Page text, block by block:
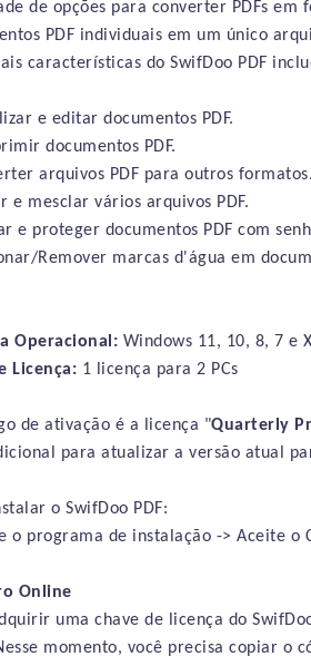
de opções para converter PDFs
PDF individuais em um único
características do SwifDoo PDF
e editar documentos PDF.
documentos PDF.
arquivos PDF para outros formatos.
e mesclar vários arquivos PDF.
e proteger documentos PDF com
Remover marcas d'água em
Operacional: Windows 11, 10, 8, 7 e
Licença: 1 licença para 2 PCs
de ativação é a licença "Quarterly
para atualizar a versão atual
o SwifDoo PDF:
o programa de instalação -> Aceite o
Online
uma chave de licença do
momento, você precisa copiar o